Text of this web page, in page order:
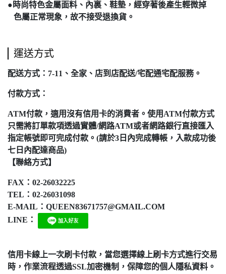
●時尚特色金屬面料、內裏、鞋墊，經穿著後產生輕微掉
色屬正常現象，故不接受退換貨。
運送方式
配送方式：7-11、全家、店到店配送/宅配通宅配服務。
付款方式：
ATM付款，適用沒有信用卡的消費者。使用ATM付款方式
只需將訂單款項透過實體/網路ATM或者網路銀行直接匯入
指定帳號即可完成付款。 (請於3日內完成轉帳，入款成功後
七日內配達商品)
【聯絡方式】
FAX：02-26032225
TEL：02-26031098
E-MAIL：QUEEN83671757@GMAIL.COM
LINE：
信用卡線上一次刷卡付款，當您選擇線上刷卡方式進行交易
時，作業流程透過SSL加密機制，保障您的個人隱私資料。